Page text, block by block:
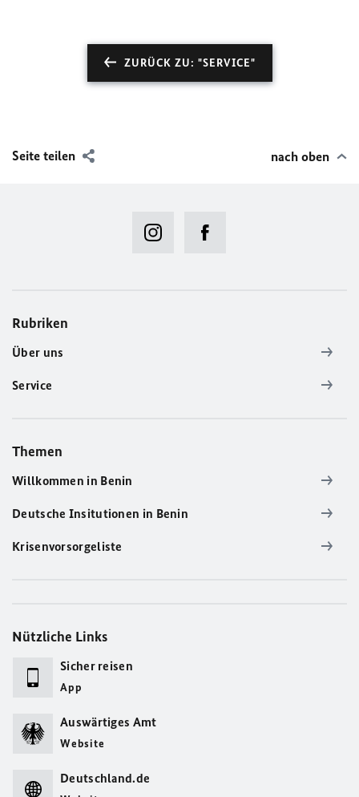
ZURÜCK ZU: "SERVICE"
Seite teilen nach oben
Rubriken
Über uns
Service
Themen
Willkommen in Benin
Deutsche Insitutionen in Benin
Krisenvorsorgeliste
Nützliche Links
Sicher reisen
App
Auswärtiges Amt
Website
Deutschland.de